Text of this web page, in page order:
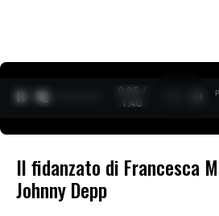
0:27 /
1:40
Il fidanzato di Francesca
Johnny Depp